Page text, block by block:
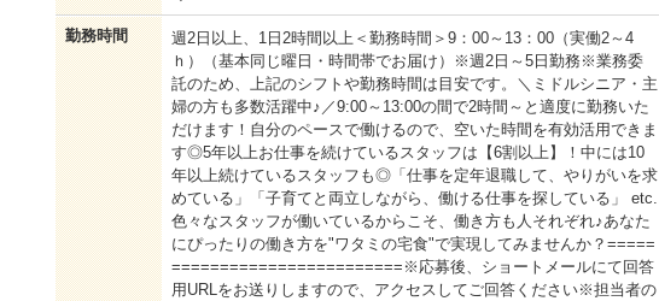
勤務時間
週2日以上、1日2時間以上＜勤務時間＞9：00～13：00（実働2～4
ｈ）（基本同じ曜日・時間帯でお届け）※週2日～5日勤務※業務委
託のため、上記のシフトや勤務時間は目安です。＼ミドルシニア・主
婦の方も多数活躍中♪／9:00～13:00の間で2時間～と適度に勤務いた
だけます！自分のペースで働けるので、空いた時間を有効活用できま
す◎5年以上お仕事を続けているスタッフは【6割以上】！中には10
年以上続けているスタッフも◎「仕事を定年退職して、やりがいを求
めている」「子育てと両立しながら、働ける仕事を探している」 etc.
色々なスタッフが働いているからこそ、働き方も人それぞれ♪あなた
にぴったりの働き方を"ワタミの宅食"で実現してみませんか？=====
========================※応募後、ショートメールにて回答
用URLをお送りしますので、アクセスしてご回答ください※担当者の